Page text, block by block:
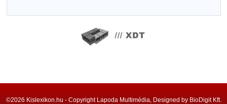
©2026 Kislexikon.hu - Copyright Lapoda Multimédia, Designed by BioDigit Kft.